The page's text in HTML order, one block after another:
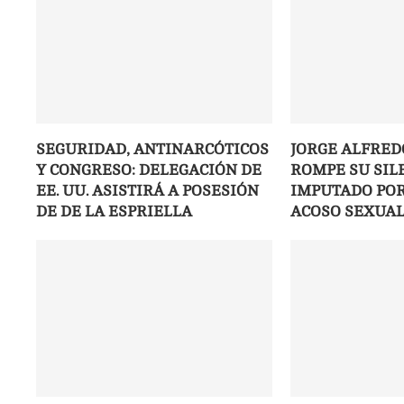
SEGURIDAD, ANTINARCÓTICOS
Y CONGRESO: DELEGACIÓN DE
EE. UU. ASISTIRÁ A POSESIÓN
DE DE LA ESPRIELLA
JORGE
ROMPE SU
IMPUTADO
ACOSO SEXUAL